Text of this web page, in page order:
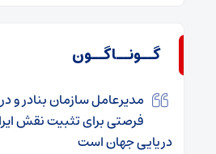
گــونــاگــون
مدیرعامل سازمان بنادر و
فرصتی برای تثبیت نقش
دریایی جهان است